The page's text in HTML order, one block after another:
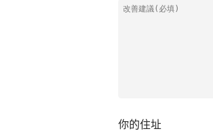
你的住址